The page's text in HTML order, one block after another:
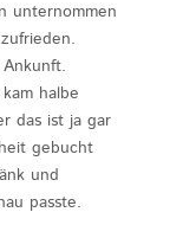
unternommen
halbe
das ist ja gar
gebucht
und
passte.